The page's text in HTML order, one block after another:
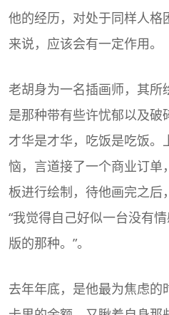
他的经历，对处于同样人格
来说，应该会有一定作用。
老胡身为一名插画师，其所
是那种带有些许忧郁以及破
才华是才华，吃饭是吃饭。
恼，言道接了一个商业订单
板进行绘制，待他画完之后
“我觉得自己好似一台没有
版的那种。”。
去年年底，是他最为焦虑